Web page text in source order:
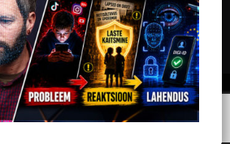
YouTubeTelegram
- Vastupanu Vaim